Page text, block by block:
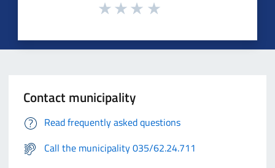
Contact municipality
Read frequently asked questions
Call the municipality 035/62.24.711